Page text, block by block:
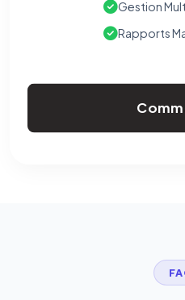
Gestion
Rapports